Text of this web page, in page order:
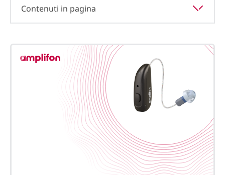
Contenuti in pagina